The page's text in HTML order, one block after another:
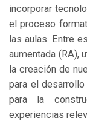
incorporar
el proceso
las aulas. Entre
aumentada (RA),
la creación de
para el
para la
experiencias